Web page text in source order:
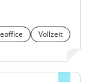
Vollzeit